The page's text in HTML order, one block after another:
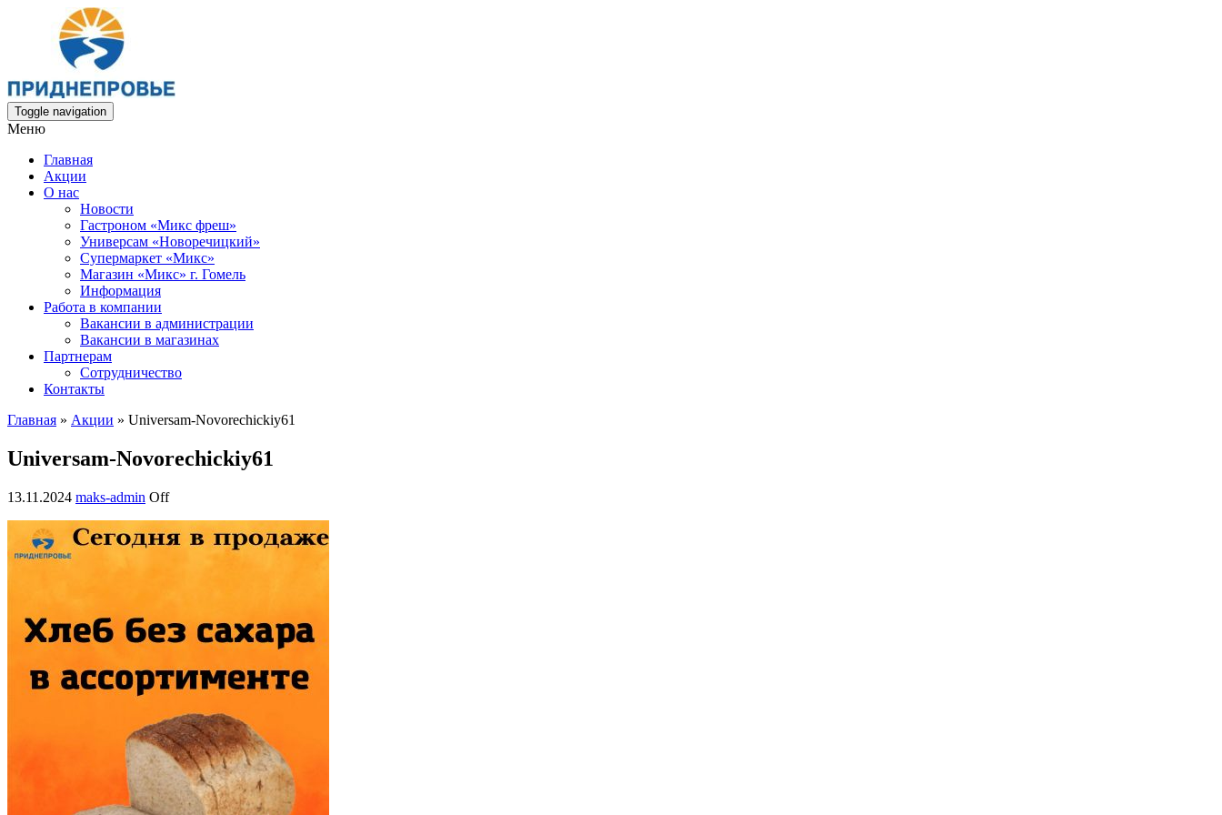
Toggle navigation
Меню
Главная
Акции
О нас
Новости
Гастроном «Микс фреш»
Универсам «Новоречицкий»
Супермаркет «Микс»
Магазин «Микс» г. Гомель
Информация
Работа в компании
Вакансии в администрации
Вакансии в магазинах
Партнерам
Сотрудничество
Контакты
Главная » Акции » Universam-Novorechickiy61
Universam-Novorechickiy61
13.11.2024 maks-admin Off